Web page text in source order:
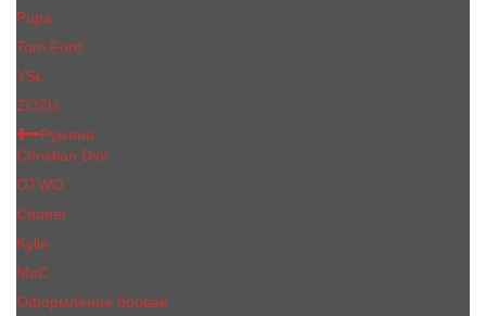
Pupa
Tom Ford
YSL
ZOZU
Румяна
Christian Dior
OTWO
Сhanеl
Kylie
MaC
Оформление бровей